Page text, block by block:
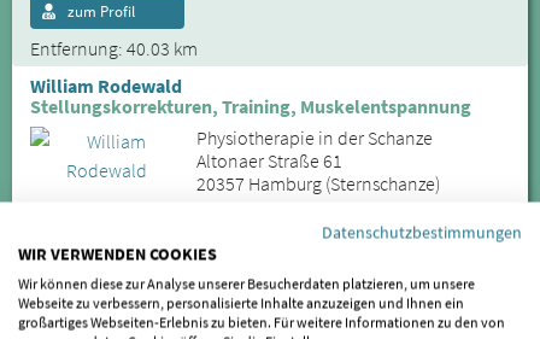
Entfernung: 40.03 km
zum Profil
William Rodewald
Stellungskorrekturen, Training, Muskelentspannung
Physiotherapie in der Schanze
Altonaer Straße 61
20357 Hamburg (Sternschanze)
040 – 492 228 88
Entfernung: 43.08 km
zum Profil
Datenschutzbestimmungen
WIR VERWENDEN COOKIES
Wir können diese zur Analyse unserer Besucherdaten platzieren, um unsere
Webseite zu verbessern, personalisierte Inhalte anzuzeigen und Ihnen ein
großartiges Webseiten-Erlebnis zu bieten. Für weitere Informationen zu den von